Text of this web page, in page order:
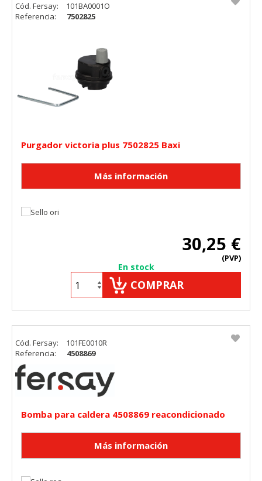
Purgador victoria plus 7502825 Baxi
30,25 €
(PVP)
En stock
COMPRAR
Cód. Fersay:
101BA0001O
Referencia:
7502825
Bomba para caldera 4508869 reacondicionado
Cód. Fersay:
101FE0010R
Referencia:
4508869